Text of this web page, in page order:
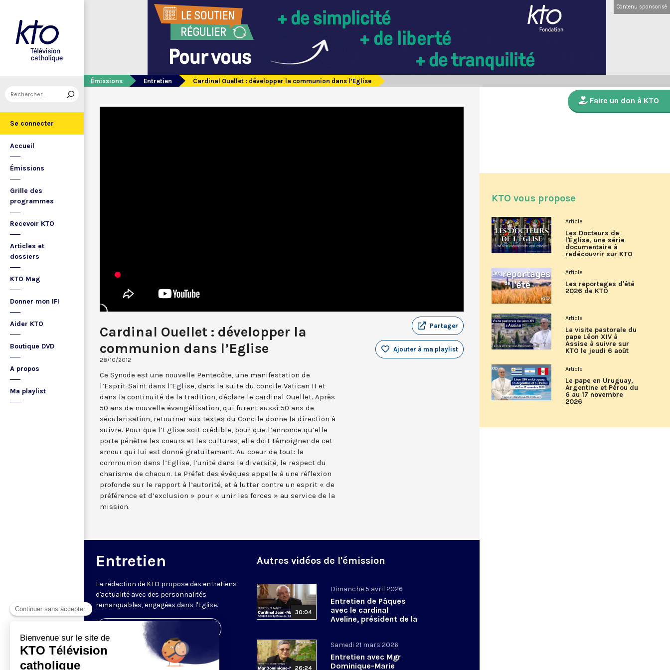
Se connecter
Accueil
Émissions
Grille des
programmes
Recevoir KTO
Articles et
dossiers
KTO Mag
Donner mon IFI
Aider KTO
Boutique DVD
A propos
Ma playlist
Contenu sponsorisé
Émissions Entretien Cardinal Ouellet : développer la communion dans l’Eglise
Cardinal Ouellet : développer la
communion dans l’Eglise
28/10/2012
Partager
Ajouter à ma playlist
Ce Synode est une nouvelle Pentecôte, une manifestation de
l’Esprit-Saint dans l’Eglise, dans la suite du concile Vatican II et
dans la continuité de la tradition, déclare le cardinal Ouellet. Après
50 ans de nouvelle évangélisation, qui furent aussi 50 ans de
sécularisation, retourner aux textes du Concile donne la direction à
suivre. Pour que l’Eglise soit crédible, pour que l’annonce qu’elle
porte pénètre les coeurs et les cultures, elle doit témoigner de cet
amour qui lui est donné gratuitement. Au coeur de tout: la
communion dans l’Eglise, l’unité dans la diversité, le respect du
charisme de chacun. Le Préfet des évêques appelle à une réflexion
profonde sur le rapport à l’autorité, et à lutter contre un esprit « de
préférence et d’exclusion » pour « unir les forces » au service de la
mission.
Entretien
La rédaction de KTO propose des entretiens
d'actualité avec des personnalités
remarquables, engagées dans l'Eglise.
Visiter la page de l'émission
Autres vidéos de l'émission
30:04
Dimanche 5 avril 2026
Entretien de Pâques
avec le cardinal
Aveline, président de la
Conférence des
26:24
Samedi 21 mars 2026
Entretien avec Mgr
Dominique-Marie
Faire un don à KTO
KTO vous propose
Article
Les Docteurs de
l'Église, une série
documentaire à
redécouvrir sur KTO
Article
Les reportages d'été
2026 de KTO
Article
La visite pastorale du
pape Léon XIV à
Assise à suivre sur
KTO le jeudi 6 août
Article
Le pape en Uruguay,
Argentine et Pérou du
6 au 17 novembre
2026